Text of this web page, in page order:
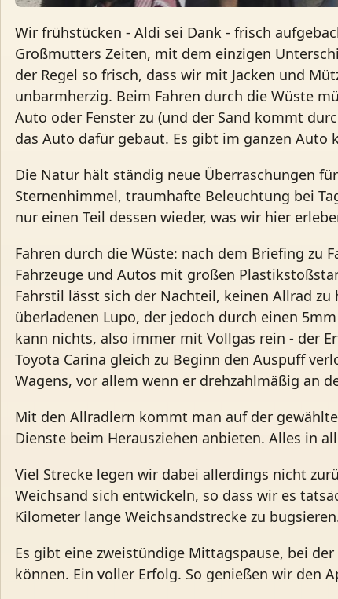
Wir frühstücken - Aldi sei Dank - frisch
Großmutters Zeiten, mit dem einzigen
der Regel so frisch, dass wir mit Jacken und
unbarmherzig. Beim Fahren durch die Wüste
Auto oder Fenster zu (und der Sand kommt
das Auto dafür gebaut. Es gibt im ganzen
Die Natur hält ständig neue Überraschungen
Sternenhimmel, traumhafte Beleuchtung bei
nur einen Teil dessen wieder, was wir hier
Fahren durch die Wüste: nach dem Briefing zu
Fahrzeuge und Autos mit großen
Fahrstil lässt sich der Nachteil, keinen Allrad
überladenen Lupo, der jedoch durch einen
kann nichts, also immer mit Vollgas rein - der
Toyota Carina gleich zu Beginn den Auspuff
Wagens, vor allem wenn er drehzahlmäßig an
Mit den Allradlern kommt man auf der
Dienste beim Herausziehen anbieten. Alles in
Viel Strecke legen wir dabei allerdings nicht
Weichsand sich entwickeln, so dass wir es
Kilometer lange Weichsandstrecke zu
Es gibt eine zweistündige Mittagspause, bei
können. Ein voller Erfolg. So genießen wir den